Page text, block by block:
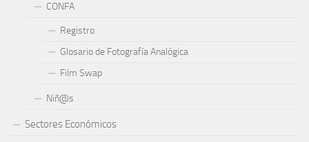
CONFA
Registro
Glosario de Fotografía Analógica
Film Swap
Niñ@s
Sectores Económicos